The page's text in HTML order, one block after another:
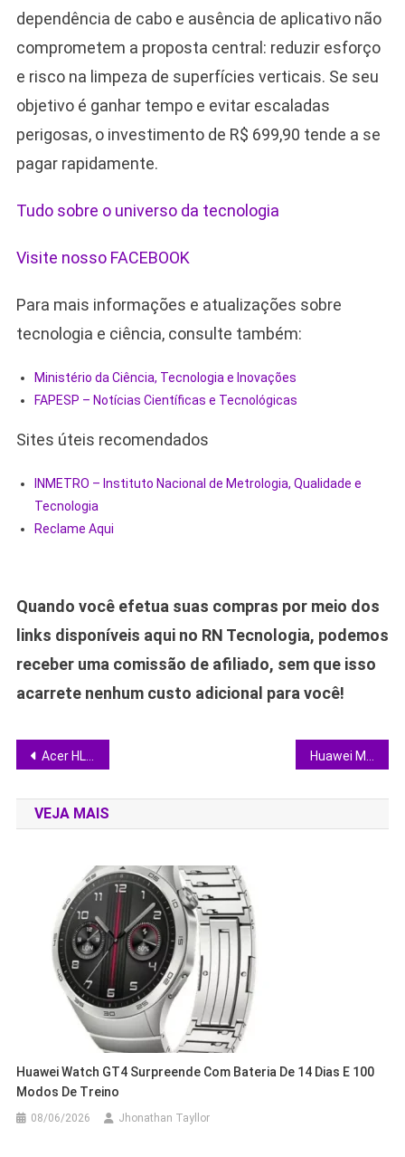
dependência de cabo e ausência de aplicativo não
comprometem a proposta central: reduzir esforço
e risco na limpeza de superfícies verticais. Se seu
objetivo é ganhar tempo e evitar escaladas
perigosas, o investimento de R$ 699,90 tende a se
pagar rapidamente.
Tudo sobre o universo da tecnologia
Visite nosso FACEBOOK
Para mais informações e atualizações sobre
tecnologia e ciência, consulte também:
Ministério da Ciência, Tecnologia e Inovações
FAPESP – Notícias Científicas e Tecnológicas
Sites úteis recomendados
INMETRO – Instituto Nacional de Metrologia, Qualidade e
Tecnologia
Reclame Aqui
Quando você efetua suas compras por meio dos
links disponíveis aqui no RN Tecnologia, podemos
receber uma comissão de afiliado, sem que isso
acarrete nenhum custo adicional para você!
Navegação
de
Post
Acer HL6820GTV une 4K, Google TV e 240 Hz: projetor definitivo para cinema e games?
VEJA MAIS
Huawei Watch GT4 Surpreende Com Bateria De 14 Dias E 100
Modos De Treino
08/06/2026 Jhonathan Tayllor